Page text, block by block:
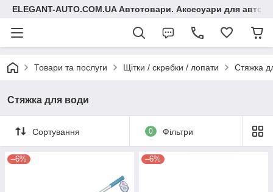
ELEGANT-AUTO.COM.UA Автотовари. Аксесуари для авто
Товари та послуги Щітки / скребки / лопати Стяжка
Стяжка для води
Сортування 0 Фільтри
–6% –6%